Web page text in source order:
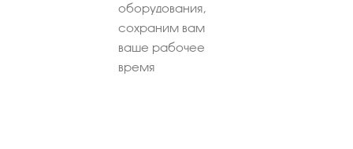
оборудования,
сохраним вам
ваше рабочее
время